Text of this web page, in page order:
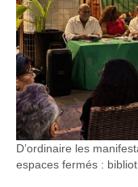
D’ordinaire les
espaces fermés :